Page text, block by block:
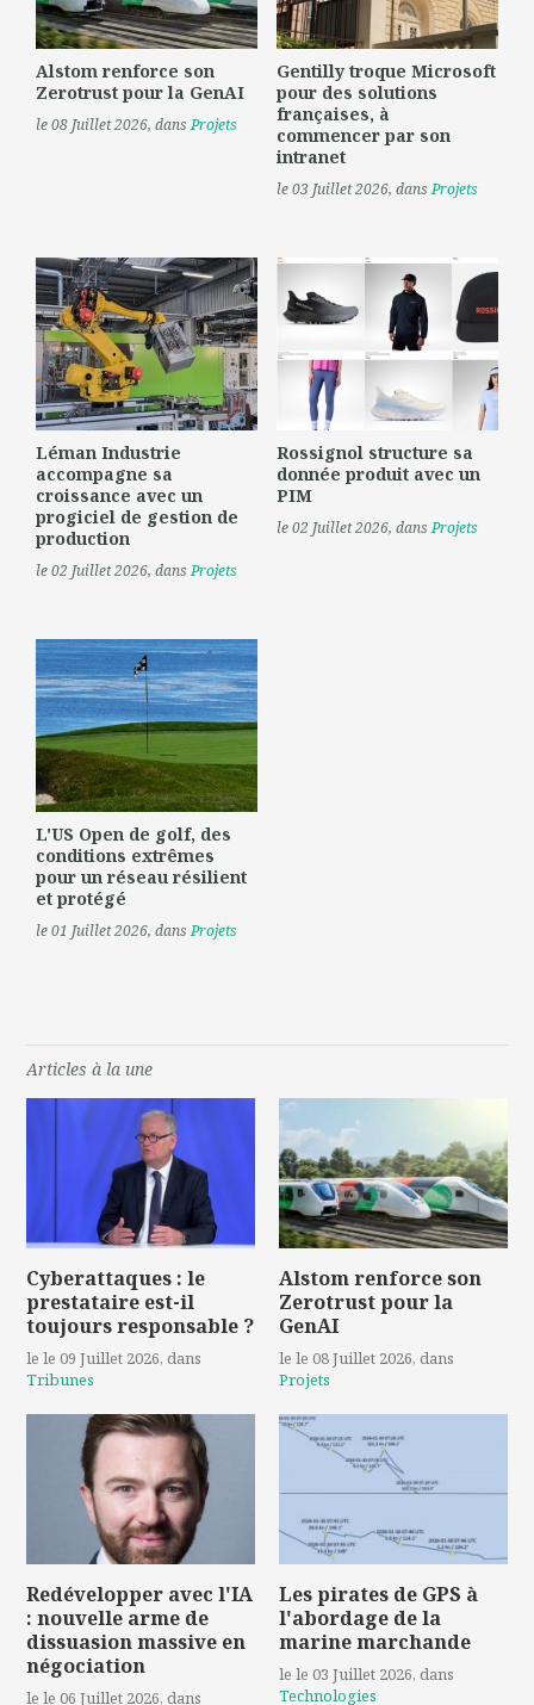
Alstom renforce son
Zerotrust pour la GenAI
le 08 Juillet 2026, dansProjets
Gentilly troque Microsoft
pour des solutions
françaises, à
commencer par son
intranet
le 03 Juillet 2026, dansProjets
Léman Industrie
accompagne sa
croissance avec un
progiciel de gestion de
production
le 02 Juillet 2026, dansProjets
Rossignol structure sa
donnée produit avec un
PIM
le 02 Juillet 2026, dansProjets
L'US Open de golf, des
conditions extrêmes
pour un réseau résilient
et protégé
le 01 Juillet 2026, dansProjets
Articles à la une
Cyberattaques : le
prestataire est-il
toujours responsable ?
le le 09 Juillet 2026, dans
Tribunes
Alstom renforce son
Zerotrust pour la
GenAI
le le 08 Juillet 2026, dans
Projets
Redévelopper avec l'IA
: nouvelle arme de
dissuasion massive en
négociation
le le 06 Juillet 2026, dans
Les pirates de GPS à
l'abordage de la
marine marchande
le le 03 Juillet 2026, dans
Technologies